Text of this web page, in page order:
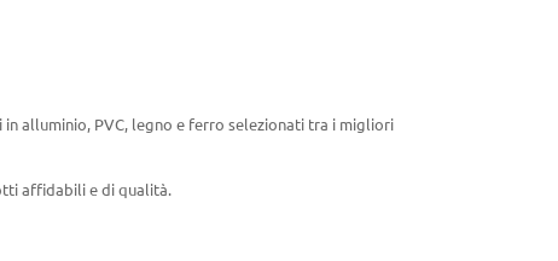
alluminio, PVC, legno e ferro selezionati tra i migliori
affidabili e di qualità.